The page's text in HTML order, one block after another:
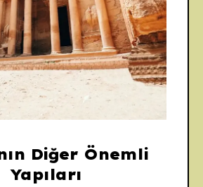
Diğer Önemli
Yapıları